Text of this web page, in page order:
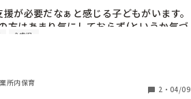
こそ、全てやるのは違うのかなと思うの
ってるから、家では全てやっちゃってま
たから仕方ないと思ってます】
が必要だなぁと感じる子どもがいます。
方はあまり気にしておらず(というか気づ
うがいいけど、どのように伝えていった
います。
繋げた経験がある方や、保護者対応、子
2歳児
所内保育
2 ・ 04/09